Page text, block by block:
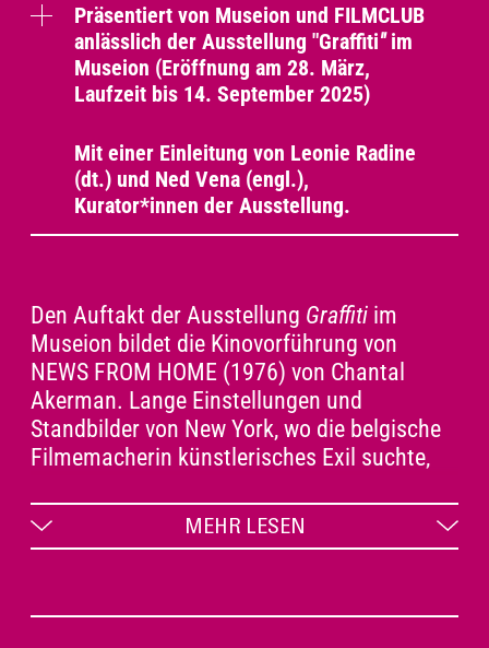
Präsentiert von Museion und FILMCLUB
anlässlich der Ausstellung "Graffiti"im
Museion (Eröffnung am 28. März,
Laufzeit bis 14. September 2025)
Mit einer Einleitung von Leonie Radine
(dt.) und Ned Vena (engl.),
Kurator*innen der Ausstellung.
Den Auftakt der Ausstellung Graffiti im
Museion bildet die Kinovorführung von
NEWS FROM HOME (1976) von Chantal
Akerman. Lange Einstellungen und
Standbilder von New York, wo die belgische
Filmemacherin künstlerisches Exil suchte,
begleitet, die Briefe ihrer Mutter aus der
fernen Heimat verliest. Graffiti existiert darin
MEHR LESEN